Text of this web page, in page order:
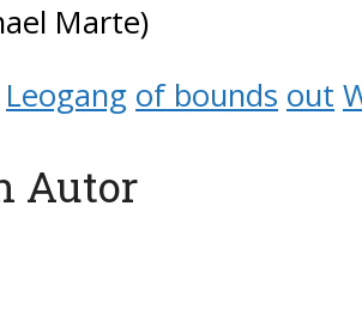
Marte)
Leogang of bounds out
Autor